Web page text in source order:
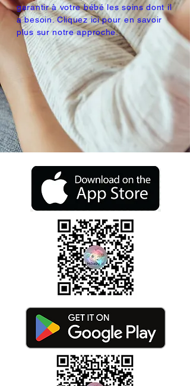
garantir à votre bébé les soins dont il
a besoin. Cliquez ici pour en savoir
plus sur notre approche.